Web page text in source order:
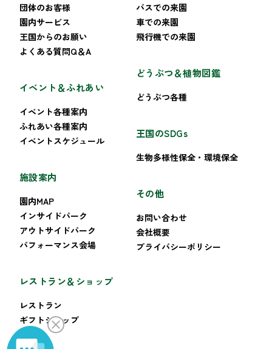
団体のお客様
園内サービス
王国からのお願い
よくある質問Q＆A
イベント＆ふれあい
イベント各種案内
ふれあい各種案内
イベントスケジュール
施設案内
園内MAP
インサイドパーク
アウトサイドパーク
パフォーマンス会場
レストラン＆ショップ
レストラン
ギフトショップ
バスでの来園
車での来園
飛行機での来園
どうぶつ＆植物図鑑
どうぶつ各種
王国のSDGs
生物多様性保全・環境保全
その他
お問い合わせ
会社概要
プライバシーポリシー